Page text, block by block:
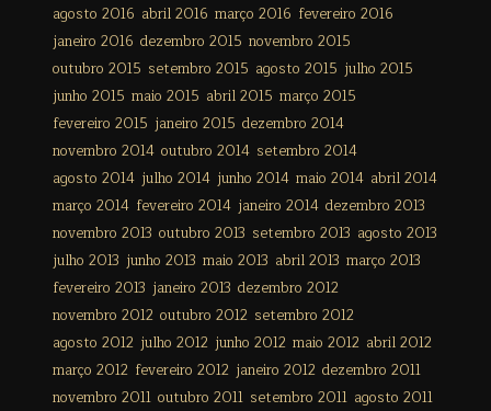
agosto 2016 abril 2016 março 2016 fevereiro 2016
janeiro 2016 dezembro 2015 novembro 2015
outubro 2015 setembro 2015 agosto 2015 julho 2015
junho 2015 maio 2015 abril 2015 março 2015
fevereiro 2015 janeiro 2015 dezembro 2014
novembro 2014 outubro 2014 setembro 2014
agosto 2014 julho 2014 junho 2014 maio 2014 abril 2014
março 2014 fevereiro 2014 janeiro 2014 dezembro 2013
novembro 2013 outubro 2013 setembro 2013 agosto 2013
julho 2013 junho 2013 maio 2013 abril 2013 março 2013
fevereiro 2013 janeiro 2013 dezembro 2012
novembro 2012 outubro 2012 setembro 2012
agosto 2012 julho 2012 junho 2012 maio 2012 abril 2012
março 2012 fevereiro 2012 janeiro 2012 dezembro 2011
novembro 2011 outubro 2011 setembro 2011 agosto 2011